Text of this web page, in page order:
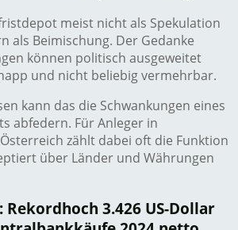
meist nicht als Spekulation
als Beimischung. Der Gedanke
können politisch ausgeweitet
und nicht beliebig vermehrbar.
kann das die Schwankungen eines
abfedern. Für Anleger in
zählt dabei oft die Funktion
über Länder und Währungen
Rekordhoch 3.426 US-Dollar